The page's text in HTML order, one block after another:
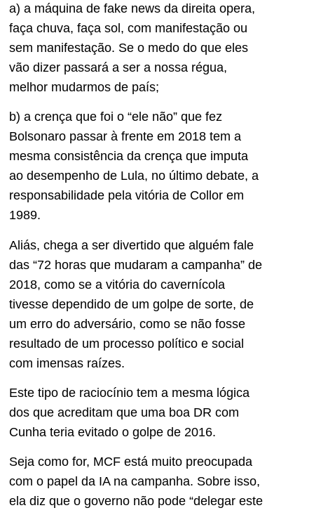
a) a máquina de fake news da direita opera,
faça chuva, faça sol, com manifestação ou
sem manifestação. Se o medo do que eles
vão dizer passará a ser a nossa régua,
melhor mudarmos de país;
b) a crença que foi o “ele não” que fez
Bolsonaro passar à frente em 2018 tem a
mesma consistência da crença que imputa
ao desempenho de Lula, no último debate, a
responsabilidade pela vitória de Collor em
1989.
Aliás, chega a ser divertido que alguém fale
das “72 horas que mudaram a campanha” de
2018, como se a vitória do cavernícola
tivesse dependido de um golpe de sorte, de
um erro do adversário, como se não fosse
resultado de um processo político e social
com imensas raízes.
Este tipo de raciocínio tem a mesma lógica
dos que acreditam que uma boa DR com
Cunha teria evitado o golpe de 2016.
Seja como for, MCF está muito preocupada
com o papel da IA na campanha. Sobre isso,
ela diz que o governo não pode “delegar este